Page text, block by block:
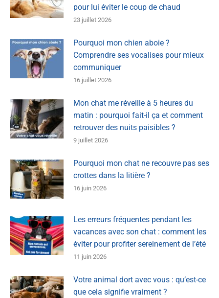
pour lui éviter le coup de chaud
23 juillet 2026
Pourquoi mon chien aboie ?
Comprendre ses vocalises pour mieux
communiquer
16 juillet 2026
Mon chat me réveille à 5 heures du
matin : pourquoi fait-il ça et comment
retrouver des nuits paisibles ?
9 juillet 2026
Pourquoi mon chat ne recouvre pas ses
crottes dans la litière ?
16 juin 2026
Les erreurs fréquentes pendant les
vacances avec son chat : comment les
éviter pour profiter sereinement de l’été
11 juin 2026
Votre animal dort avec vous : qu’est-ce
que cela signifie vraiment ?